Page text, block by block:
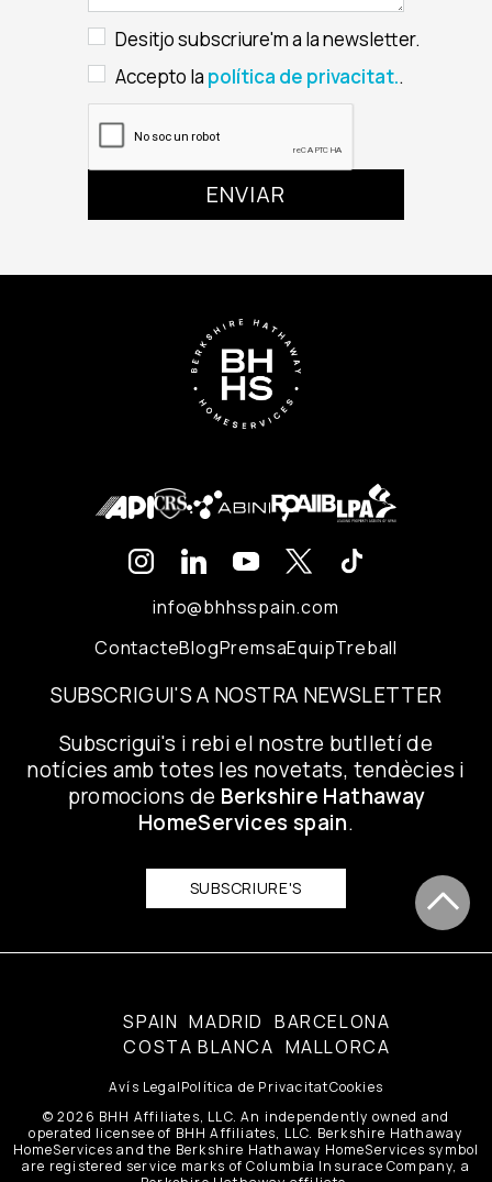
Desitjo subscriure'm a la newsletter.
Accepto la política de privacitat..
info@bhhsspain.com
ContacteBlogPremsaEquipTreball
SUBSCRIGUI'S A NOSTRA NEWSLETTER
Subscrigui's i rebi el nostre butlletí de
notícies amb totes les novetats, tendècies i
promocions de Berkshire Hathaway
HomeServices spain.
SUBSCRIURE'S
SPAIN MADRID BARCELONA
COSTA BLANCA MALLORCA
Avís LegalPolítica de PrivacitatCookies
© 2026 BHH Affiliates, LLC. An independently owned and
operated licensee of BHH Affiliates, LLC. Berkshire Hathaway
HomeServices and the Berkshire Hathaway HomeServices symbol
are registered service marks of Columbia Insurace Company, a